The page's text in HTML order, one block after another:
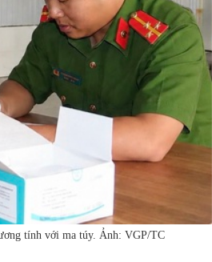
tính với ma túy. Ảnh: VGP/TC